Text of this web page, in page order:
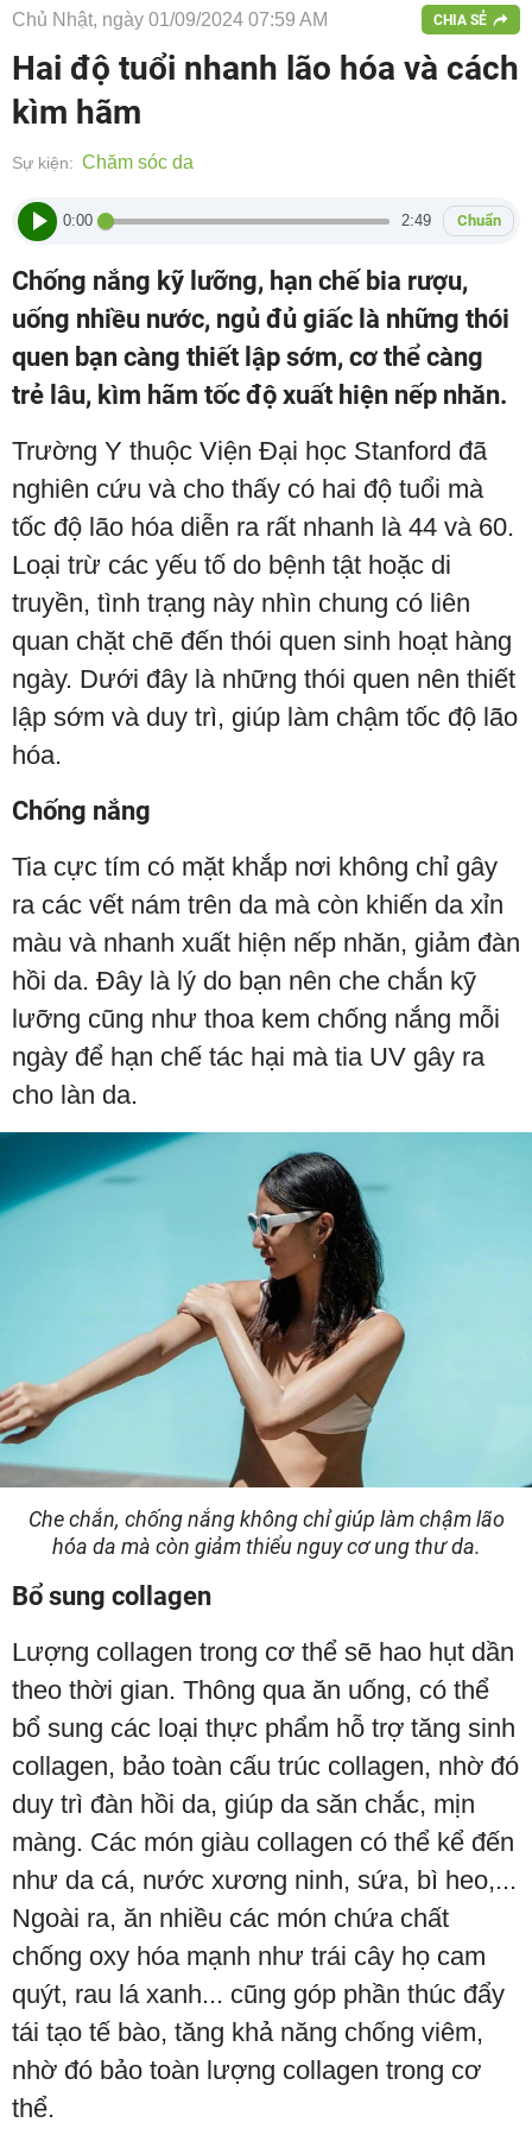
Chủ Nhật, ngày 01/09/2024 07:59 AM CHIA SẺ
Hai độ tuổi nhanh lão hóa và cách
kìm hãm
Sự kiện: Chăm sóc da
0:00 2:49 Chuẩn
Chống nắng kỹ lưỡng, hạn chế bia rượu,
uống nhiều nước, ngủ đủ giấc là những thói
quen bạn càng thiết lập sớm, cơ thể càng
trẻ lâu, kìm hãm tốc độ xuất hiện nếp nhăn.
Trường Y thuộc Viện Đại học Stanford đã
nghiên cứu và cho thấy có hai độ tuổi mà
tốc độ lão hóa diễn ra rất nhanh là 44 và 60.
Loại trừ các yếu tố do bệnh tật hoặc di
truyền, tình trạng này nhìn chung có liên
quan chặt chẽ đến thói quen sinh hoạt hàng
ngày. Dưới đây là những thói quen nên thiết
lập sớm và duy trì, giúp làm chậm tốc độ lão
hóa.
Chống nắng
Tia cực tím có mặt khắp nơi không chỉ gây
ra các vết nám trên da mà còn khiến da xỉn
màu và nhanh xuất hiện nếp nhăn, giảm đàn
hồi da. Đây là lý do bạn nên che chắn kỹ
lưỡng cũng như thoa kem chống nắng mỗi
ngày để hạn chế tác hại mà tia UV gây ra
cho làn da.
Che chắn, chống nắng không chỉ giúp làm chậm lão
hóa da mà còn giảm thiểu nguy cơ ung thư da.
Bổ sung collagen
Lượng collagen trong cơ thể sẽ hao hụt dần
theo thời gian. Thông qua ăn uống, có thể
bổ sung các loại thực phẩm hỗ trợ tăng sinh
collagen, bảo toàn cấu trúc collagen, nhờ đó
duy trì đàn hồi da, giúp da săn chắc, mịn
màng. Các món giàu collagen có thể kể đến
như da cá, nước xương ninh, sứa, bì heo,...
Ngoài ra, ăn nhiều các món chứa chất
chống oxy hóa mạnh như trái cây họ cam
quýt, rau lá xanh... cũng góp phần thúc đẩy
tái tạo tế bào, tăng khả năng chống viêm,
nhờ đó bảo toàn lượng collagen trong cơ
thể.